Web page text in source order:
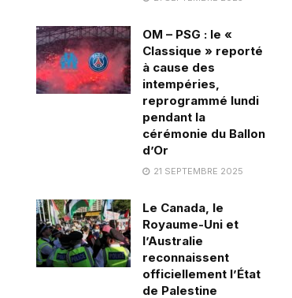
OM – PSG : le «
Classique » reporté
à cause des
intempéries,
reprogrammé lundi
pendant la
cérémonie du Ballon
d’Or
21 SEPTEMBRE 2025
Le Canada, le
Royaume-Uni et
l’Australie
reconnaissent
officiellement l’État
de Palestine